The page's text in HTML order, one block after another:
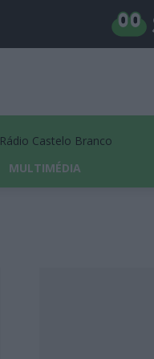
Rádio Castelo Branco
MULTIMÉDIA